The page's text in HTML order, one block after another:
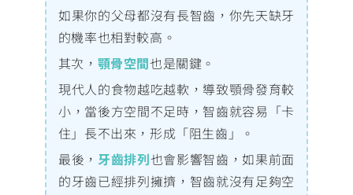
如果你的父母都沒有長智齒，你先天缺牙
的機率也相對較高。
其次， 顎骨空間也是關鍵。
現代人的食物越吃越軟，導致顎骨發育較
小，當後方空間不足時，智齒就容易「卡
住」長不出來，形成「阻生齒」。
最後， 牙齒排列也會影響智齒，如果前面
的牙齒已經排列擁擠，智齒就沒有足夠空